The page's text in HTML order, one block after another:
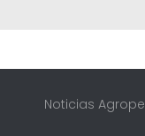
Noticias